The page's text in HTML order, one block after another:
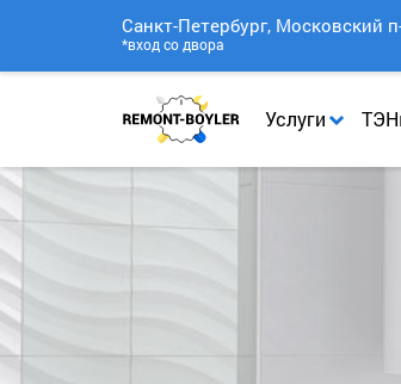
Услуги
Санкт-Петербург, Московский
*вход со двора